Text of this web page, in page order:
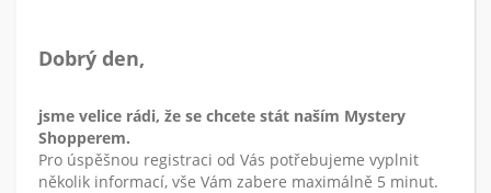
Dobrý den,
jsme velice rádi, že se chcete stát naším Mystery
Shopperem.
Pro úspěšnou registraci od Vás potřebujeme vyplnit
několik informací, vše Vám zabere maximálně 5 minut.